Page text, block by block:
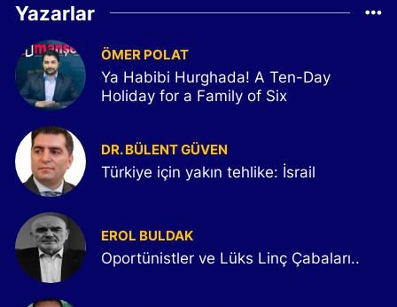
Yazarlar
ÖMER POLAT
Ya Habibi Hurghada! A Ten-Day
Holiday for a Family of Six
DR. BÜLENT GÜVEN
Türkiye için yakın tehlike: İsrail
EROL BULDAK
Oportünistler ve Lüks Linç Çabaları..